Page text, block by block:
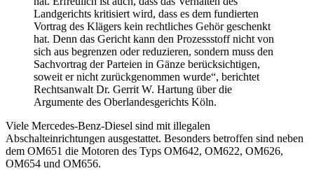
Landgerichts kritisiert wird, dass es dem fundierten
Vortrag des Klägers kein rechtliches Gehör geschenkt
hat. Denn das Gericht kann den Prozessstoff nicht von
sich aus begrenzen oder reduzieren, sondern muss den
Sachvortrag der Parteien in Gänze berücksichtigen,
soweit er nicht zurückgenommen wurde“, berichtet
Rechtsanwalt Dr. Gerrit W. Hartung über die
Argumente des Oberlandesgerichts Köln.
Viele Mercedes-Benz-Diesel sind mit illegalen
Abschalteinrichtungen ausgestattet. Besonders betroffen sind neben
dem OM651 die Motoren des Typs OM642, OM622, OM626,
OM654 und OM656.